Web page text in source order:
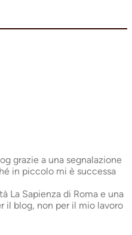
grazie a una segnalazione
in piccolo mi è successa
La Sapienza di Roma e una
il blog, non per il mio lavoro